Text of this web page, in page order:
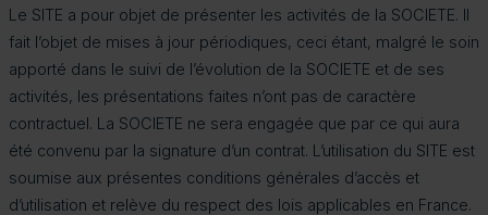
Le SITE a pour objet de présenter les activités de la SOCIETE. Il
fait l’objet de mises à jour périodiques, ceci étant, malgré le soin
apporté dans le suivi de l’évolution de la SOCIETE et de ses
activités, les présentations faites n’ont pas de caractère
contractuel. La SOCIETE ne sera engagée que par ce qui aura
été convenu par la signature d’un contrat. L’utilisation du SITE est
soumise aux présentes conditions générales d’accès et
d’utilisation et relève du respect des lois applicables en France.